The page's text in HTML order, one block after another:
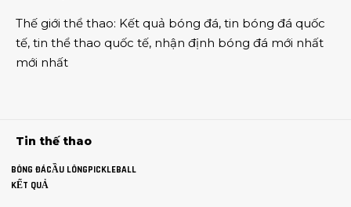
Thế giới thể thao: Kết quả bóng đá, tin bóng đá quốc
tế, tin thể thao quốc tế, nhận định bóng đá mới nhất
mới nhất
Tin thế thao
BÓNG ĐÁCẦU LÔNGPICKLEBALL
KẾT QUẢ